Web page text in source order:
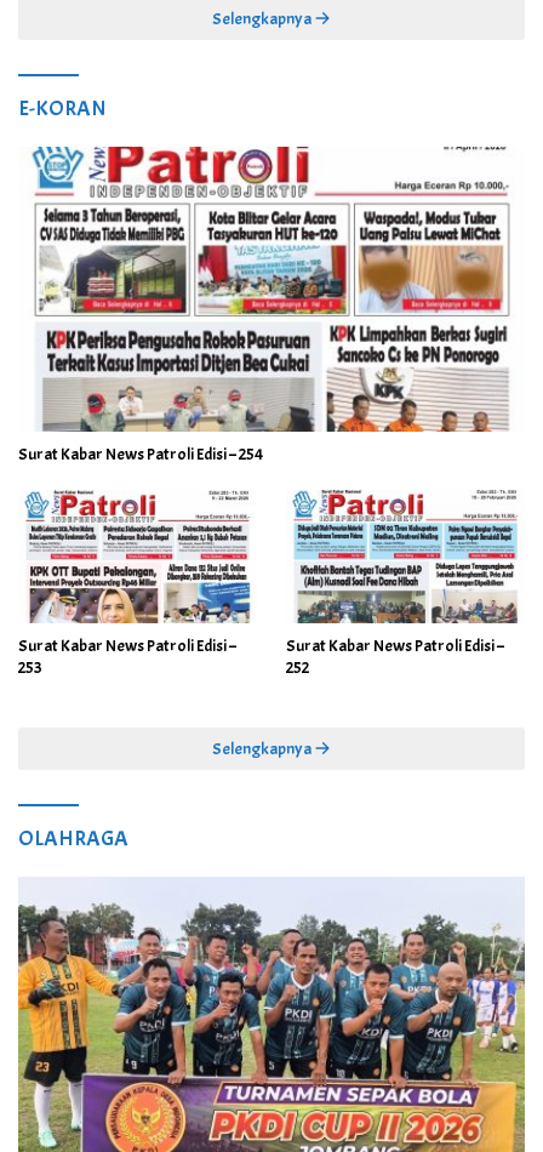
Selengkapnya
E-KORAN
Surat Kabar News Patroli Edisi – 254
Surat Kabar News Patroli Edisi –
253
Surat Kabar News Patroli Edisi –
252
Selengkapnya
OLAHRAGA